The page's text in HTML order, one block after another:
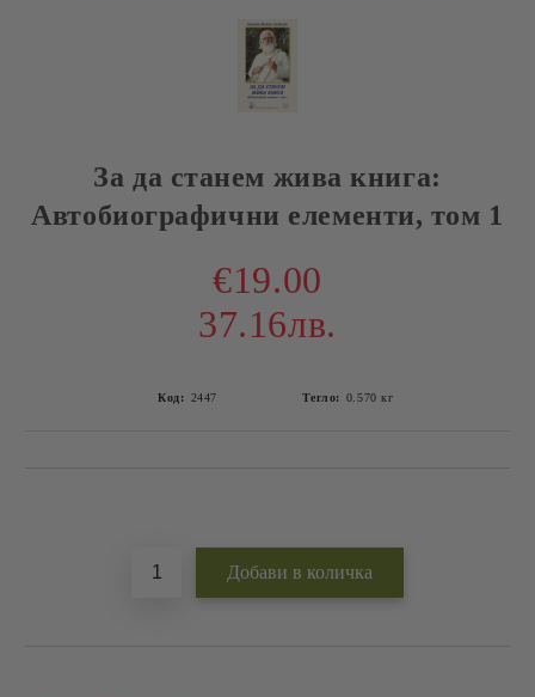
За да станем жива книга:
Автобиографични елементи, том 1
€19.00
37.16лв.
Код: 2447 Тегло: 0.570 кг